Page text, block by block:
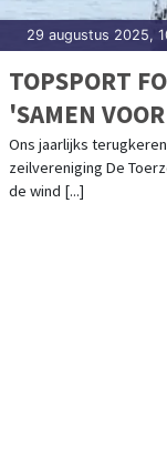
29 augustus 2025,
TOPSPORT
'SAMEN
Ons jaarlijks
zeilvereniging De
de wind [...]